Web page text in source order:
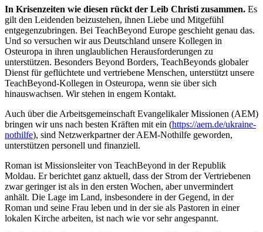
In Krisenzeiten wie diesen rückt der Leib Christi zusammen. Es
gilt den Leidenden beizustehen, ihnen Liebe und Mitgefühl
entgegenzubringen. Bei TeachBeyond Europe geschieht genau das.
Und so versuchen wir aus Deutschland unsere Kollegen in
Osteuropa in ihren unglaublichen Herausforderungen zu
unterstützen. Besonders Beyond Borders, TeachBeyonds globaler
Dienst für geflüchtete und vertriebene Menschen, unterstützt unsere
TeachBeyond-Kollegen in Osteuropa, wenn sie über sich
hinauswachsen. Wir stehen in engem Kontakt.
Auch über die Arbeitsgemeinschaft Evangelikaler Missionen (AEM)
bringen wir uns nach besten Kräften mit ein (https://aem.de/ukraine-
nothilfe), sind Netzwerkpartner der AEM-Nothilfe geworden,
unterstützen personell und finanziell.
Roman ist Missionsleiter von TeachBeyond in der Republik
Moldau. Er berichtet ganz aktuell, dass der Strom der Vertriebenen
zwar geringer ist als in den ersten Wochen, aber unvermindert
anhält. Die Lage im Land, insbesondere in der Gegend, in der
Roman und seine Frau leben und in der sie als Pastoren in einer
lokalen Kirche arbeiten, ist nach wie vor sehr angespannt.